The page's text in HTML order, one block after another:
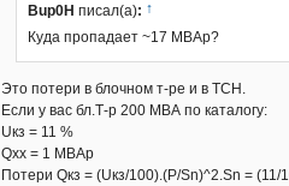
Bup0H писал(а): ↑
Куда пропадает ~17 МВАр?
Это потери в блочном т-ре и в ТСН.
Если у вас бл.Т-р 200 МВА по каталогу:
Uкз = 11 %
Qхх = 1 МВАр
Потери Qкз = (Uкз/100).(P/Sn)^2.Sn =